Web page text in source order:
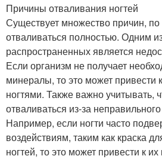
Причины отваливания ногтей
Существует множество причин, по
отваливаться полностью. Одним
распространенных является
Если организм не получает
минералы, то это может привести
ногтями. Также важно учитывать,
отваливаться из-за
Например, если ногти часто
воздействиям, таким как краска
ногтей, то это может привести к